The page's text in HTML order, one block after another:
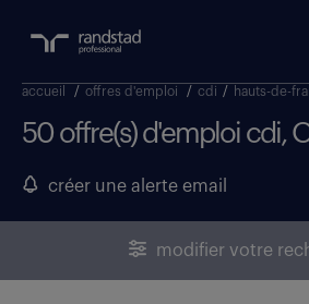
accueil / offres d'emploi / cdi / hauts-de-
50 offre(s) d'emploi cdi,
créer une alerte email
modifier votre